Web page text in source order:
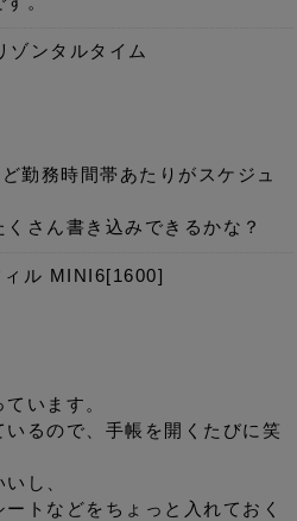
ゾンタルタイム
勤務時間帯あたりがスケジュ
さん書き込みできるかな？
ィル MINI6[1600]
います。
るので、手帳を開くたびに笑
し、
トなどをちょっと入れておく